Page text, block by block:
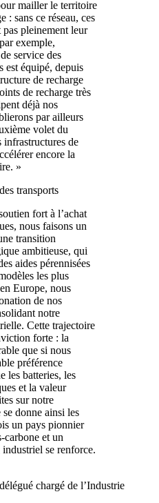
mailler le territoire
: sans ce réseau, ces
pleinement leur
exemple,
service des
est équipé, depuis
de recharge
de recharge très
déjà nos
par ailleurs
volet du
infrastructures de
encore la
»
transports
fort à l’achat
nous faisons un
transition
ambitieuse, qui
aides pérennisées
les plus
Europe, nous
de nos
notre
Cette trajectoire
forte : la
que si nous
préférence
les batteries, les
et la valeur
sur notre
donne ainsi les
un pays pionnier
carbone et un
se renforce.
chargé de l’Industrie